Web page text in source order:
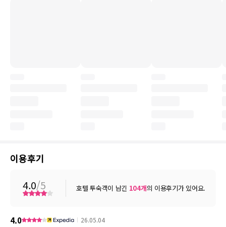
이용후기
4.0/5 호텔 투숙객이 남긴 104개의 이용후기가 있어요.
4.0 26.05.04